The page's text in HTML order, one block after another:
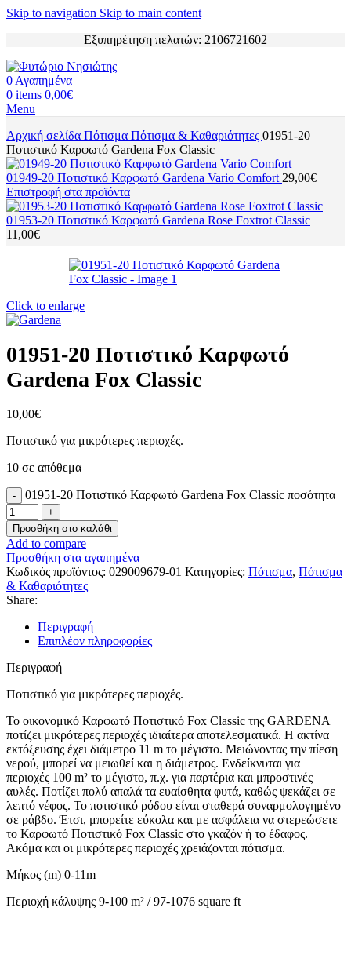
Skip to navigation Skip to main content
Εξυπηρέτηση πελατών: 2106721602
0 Αγαπημένα
0 items 0,00€
Menu
Αρχική σελίδα Πότισμα Πότισμα & Καθαριότητες 01951-20
Ποτιστικό Καρφωτό Gardena Fox Classic
01949-20 Ποτιστικό Καρφωτό Gardena Vario Comfort 29,00€
Επιστροφή στα προϊόντα
01953-20 Ποτιστικό Καρφωτό Gardena Rose Foxtrot Classic
11,00€
Click to enlarge
01951-20 Ποτιστικό Καρφωτό
Gardena Fox Classic
10,00€
Ποτιστικό για μικρότερες περιοχές.
10 σε απόθεμα
01951-20 Ποτιστικό Καρφωτό Gardena Fox Classic ποσότητα
Προσθήκη στο καλάθι
Add to compare
Προσθήκη στα αγαπημένα
Κωδικός προϊόντος: 029009679-01 Κατηγορίες: Πότισμα, Πότισμα
& Καθαριότητες
Share:
Περιγραφή
Επιπλέον πληροφορίες
Περιγραφή
Ποτιστικό για μικρότερες περιοχές.
Το οικονομικό Καρφωτό Ποτιστικό Fox Classic της GARDENA
ποτίζει μικρότερες περιοχές ιδιαίτερα αποτελεσματικά. Η ακτίνα
εκτόξευσης έχει διάμετρο 11 m το μέγιστο. Μειώνοντας την πίεση
νερού, μπορεί να μειωθεί και η διάμετρος. Ενδείκνυται για
περιοχές 100 m² το μέγιστο, π.χ. για παρτέρια και μπροστινές
αυλές. Ποτίζει πολύ απαλά τα ευαίσθητα φυτά, καθώς ψεκάζει σε
λεπτό νέφος. Το ποτιστικό ρόδου είναι σταθερά συναρμολογημένο
σε ράβδο. Έτσι, μπορείτε εύκολα και με ασφάλεια να στερεώσετε
το Καρφωτό Ποτιστικό Fox Classic στο γκαζόν ή το έδαφος.
Ακόμα και οι μικρότερες περιοχές χρειάζονται πότισμα.
Μήκος (m) 0-11m
Περιοχή κάλυψης 9-100 m² / 97-1076 square ft